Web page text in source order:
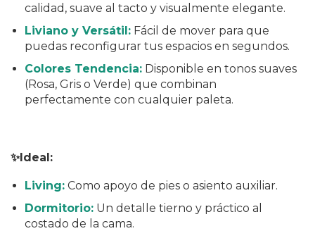
calidad, suave al tacto y visualmente elegante.
Liviano y Versátil: Fácil de mover para que
puedas reconfigurar tus espacios en segundos.
Colores Tendencia: Disponible en tonos suaves
(Rosa, Gris o Verde) que combinan
perfectamente con cualquier paleta.
✨Ideal:
Living: Como apoyo de pies o asiento auxiliar.
Dormitorio: Un detalle tierno y práctico al
costado de la cama.